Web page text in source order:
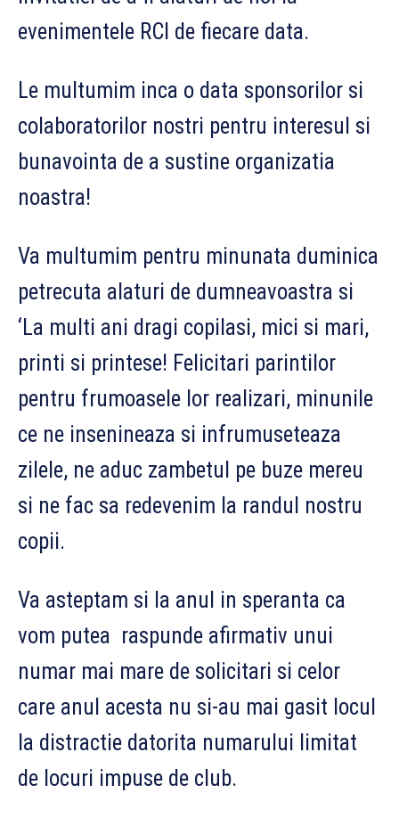
evenimentele RCI de fiecare data.
Le multumim inca o data sponsorilor si
colaboratorilor nostri pentru interesul si
bunavointa de a sustine organizatia
noastra!
Va multumim pentru minunata duminica
petrecuta alaturi de dumneavoastra si
‘La multi ani dragi copilasi, mici si mari,
printi si printese! Felicitari parintilor
pentru frumoasele lor realizari, minunile
ce ne insenineaza si infrumuseteaza
zilele, ne aduc zambetul pe buze mereu
si ne fac sa redevenim la randul nostru
copii.
Va asteptam si la anul in speranta ca
vom putea raspunde afirmativ unui
numar mai mare de solicitari si celor
care anul acesta nu si-au mai gasit locul
la distractie datorita numarului limitat
de locuri impuse de club.